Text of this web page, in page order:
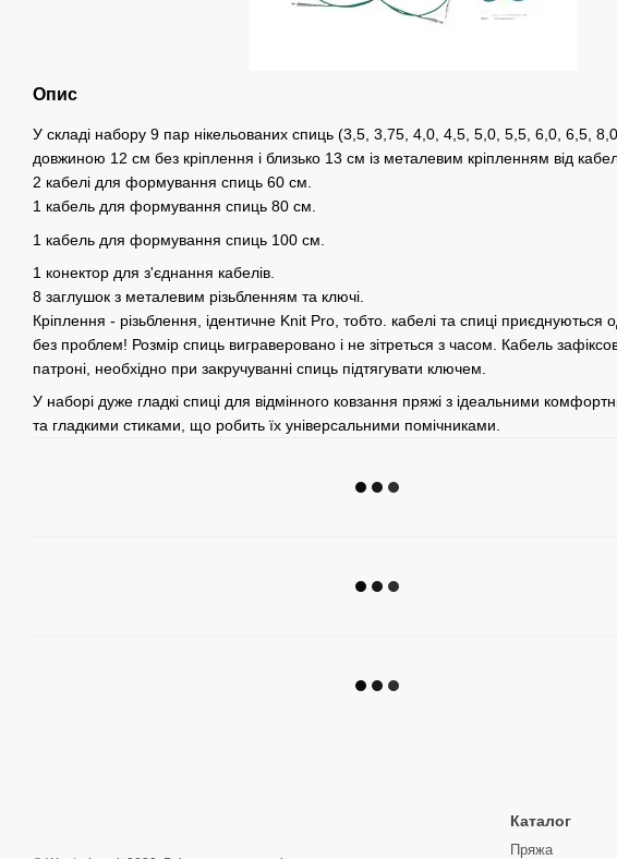
Опис
У складі набору 9 пар нікельованих спиць (3,5, 3,75, 4,0, 4,5, 5,0, 5,5, 6,0, 6,5,
довжиною 12 см без кріплення і близько 13 см із металевим кріпленням від
2 кабелі для формування спиць 60 см.
1 кабель для формування спиць 80 см.
1 кабель для формування спиць 100 см.
1 конектор для з'єднання кабелів.
8 заглушок з металевим різьбленням та ключі.
Кріплення - різьблення, ідентичне Knit Pro, тобто. кабелі та спиці приєднуються
без проблем! Розмір спиць виграверовано і не зітреться з часом. Кабель
патроні, необхідно при закручуванні спиць підтягувати ключем.
У наборі дуже гладкі спиці для відмінного ковзання пряжі з ідеальними
та гладкими стиками, що робить їх універсальними помічниками.
Каталог
Пряжа